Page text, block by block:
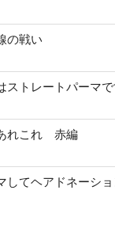
の戦い
ストレートパーマで
れこれ 赤編
してヘアドネーシ